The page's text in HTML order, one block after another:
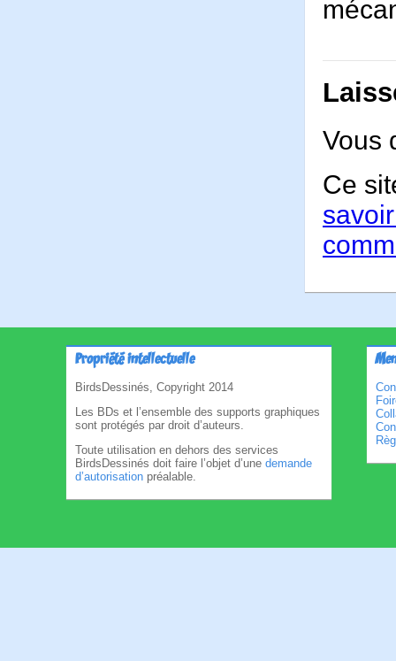
Vous
Ce
Propriété intellectuelle
BirdsDessinés, Copyright 2014
Les BDs et l’ensemble des supports graphiques
sont protégés par droit d’auteurs.
Toute utilisation en dehors des services
BirdsDessinés doit faire l’objet d’une demande
d’autorisation préalable.